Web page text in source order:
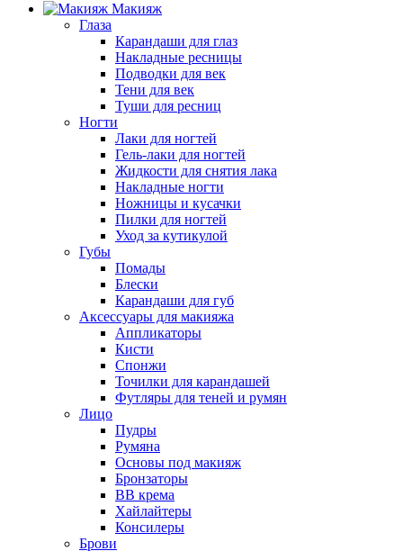
Макияж
Глаза
Карандаши для глаз
Накладные ресницы
Подводки для век
Тени для век
Туши для ресниц
Ногти
Лаки для ногтей
Гель-лаки для ногтей
Жидкости для снятия лака
Накладные ногти
Ножницы и кусачки
Пилки для ногтей
Уход за кутикулой
Губы
Помады
Блески
Карандаши для губ
Аксессуары для макияжа
Аппликаторы
Кисти
Спонжи
Точилки для карандашей
Футляры для теней и румян
Лицо
Пудры
Румяна
Основы под макияж
Бронзаторы
BB крема
Хайлайтеры
Консилеры
Брови